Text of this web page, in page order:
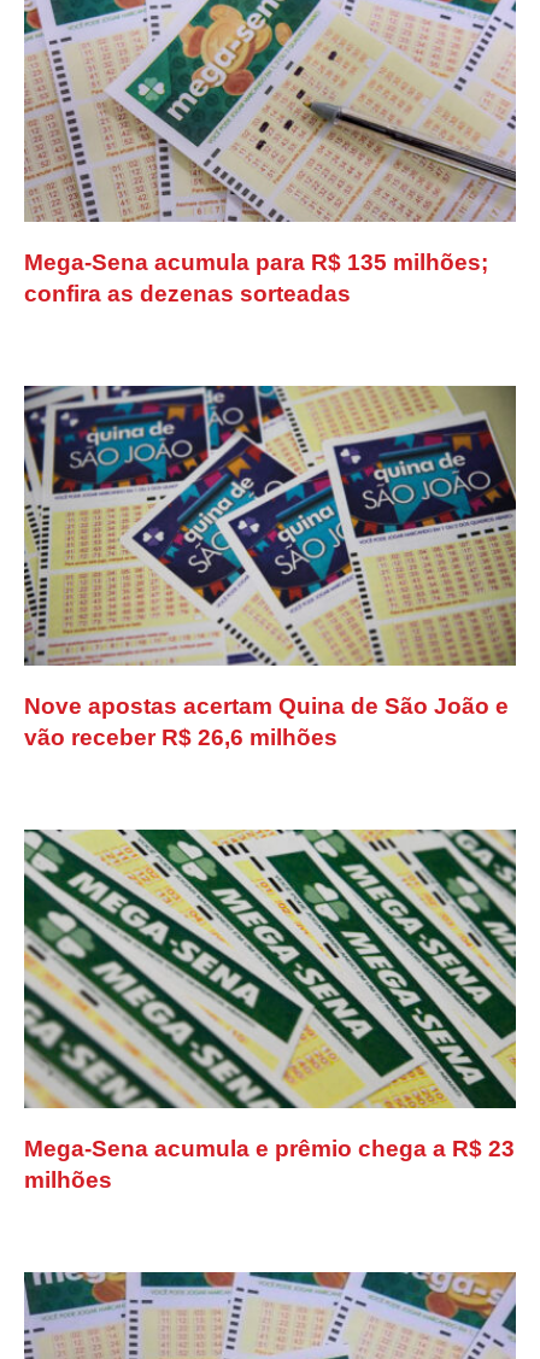
Mega-Sena acumula para R$ 135 milhões;
confira as dezenas sorteadas
Nove apostas acertam Quina de São João e
vão receber R$ 26,6 milhões
Mega-Sena acumula e prêmio chega a R$ 23
milhões